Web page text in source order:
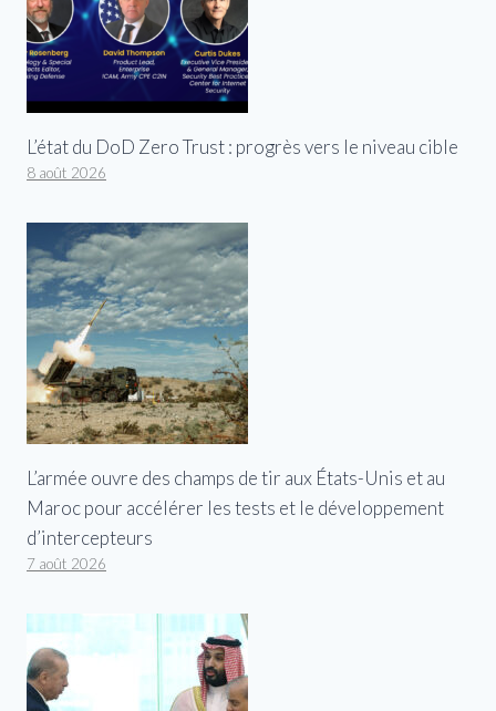
L’état du DoD Zero Trust : progrès vers le niveau cible
8 août 2026
L’armée ouvre des champs de tir aux États-Unis et au
Maroc pour accélérer les tests et le développement
d’intercepteurs
7 août 2026